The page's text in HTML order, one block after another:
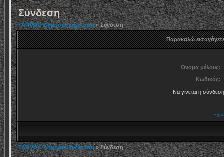
Σύνδεση
TARMAC Δημόσια Συζήτηση» Σύνδεση
Παρακαλώ
Όνομα μέλους:
Κωδικός:
Να γίνεται η
Έχω
TARMAC Δημόσια Συζήτηση» Σύνδεση